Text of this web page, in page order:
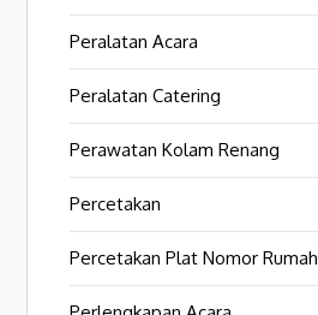
Peralatan Acara
Peralatan Catering
Perawatan Kolam Renang
Percetakan
Percetakan Plat Nomor Rumah